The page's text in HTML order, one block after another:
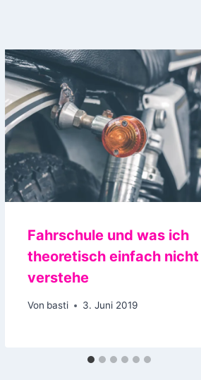
Fahrschule und was ich
theoretisch einfach nicht
verstehe
Von basti 3. Juni 2019